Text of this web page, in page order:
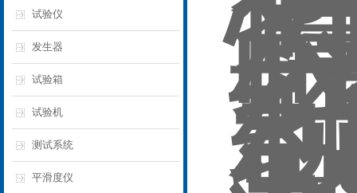
试验仪
发生器
试验箱
试验机
测试系统
平滑度仪